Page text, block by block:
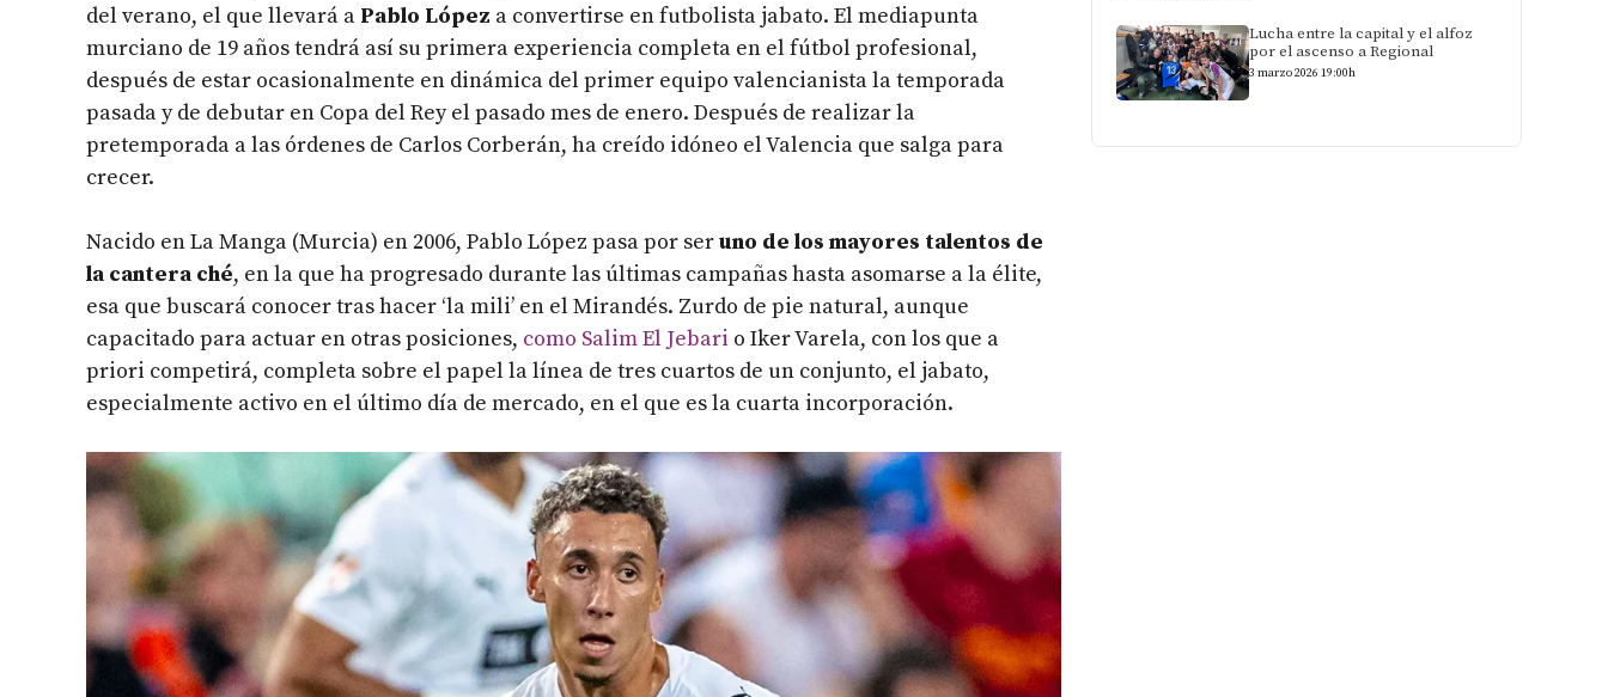
del verano, el que llevará a Pablo López a convertirse en futbolista jabato. El mediapunta
murciano de 19 años tendrá así su primera experiencia completa en el fútbol profesional,
después de estar ocasionalmente en dinámica del primer equipo valencianista la temporada
pasada y de debutar en Copa del Rey el pasado mes de enero. Después de realizar la
pretemporada a las órdenes de Carlos Corberán, ha creído idóneo el Valencia que salga para
crecer.
Nacido en La Manga (Murcia) en 2006, Pablo López pasa por seruno de los mayores talentos de
la cantera ché, en la que ha progresado durante las últimas campañas hasta asomarse a la élite,
esa que buscará conocer tras hacer ‘la mili’ en el Mirandés. Zurdo de pie natural, aunque
capacitado para actuar en otras posiciones, como Salim El Jebari o Iker Varela, con los que a
priori competirá, completa sobre el papel la línea de tres cuartos de un conjunto, el jabato,
especialmente activo en el último día de mercado, en el que es la cuarta incorporación.
Lucha entre la capital y el alfoz
por el ascenso a Regional
3 marzo 2026 19:00h